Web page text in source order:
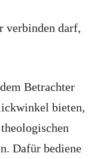
verbinden darf,
Betrachter
bieten,
Dafür bediene